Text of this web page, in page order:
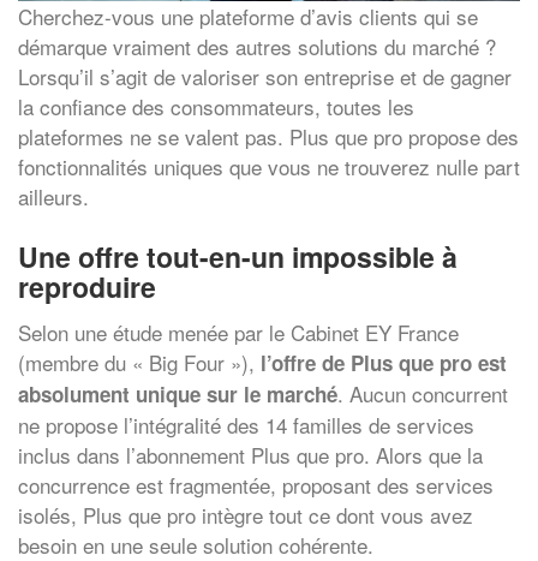
Cherchez-vous une plateforme d’avis clients qui se
démarque vraiment des autres solutions du marché ?
Lorsqu’il s’agit de valoriser son entreprise et de gagner
la confiance des consommateurs, toutes les
plateformes ne se valent pas. Plus que pro propose des
fonctionnalités uniques que vous ne trouverez nulle part
ailleurs.
Une offre tout-en-un impossible à
reproduire
Selon une étude menée par le Cabinet EY France
(membre du « Big Four »), l’offre de Plus que pro est
absolument unique sur le marché. Aucun concurrent
ne propose l’intégralité des 14 familles de services
inclus dans l’abonnement Plus que pro. Alors que la
concurrence est fragmentée, proposant des services
isolés, Plus que pro intègre tout ce dont vous avez
besoin en une seule solution cohérente.